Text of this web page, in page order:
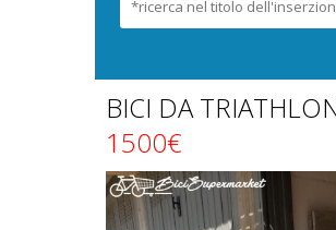
BICI DA
1500€